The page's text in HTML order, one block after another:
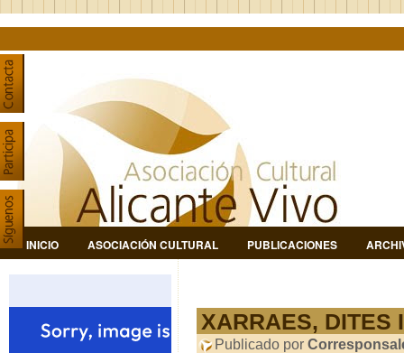
INICIO ASOCIACIÓN CULTURAL PUBLICACIONES
XARRAES, DITES
Publicado por